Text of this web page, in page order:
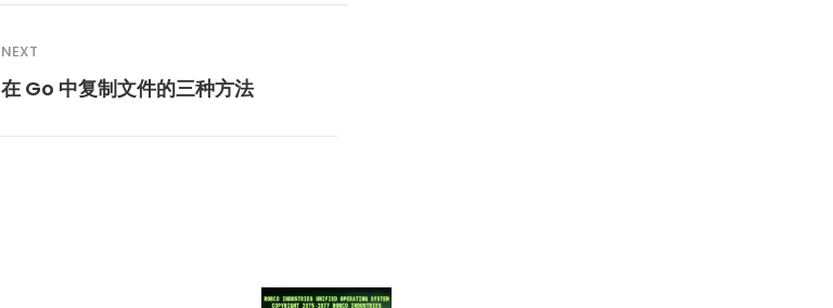
NEXT
在 Go 中复制文件的三种方法